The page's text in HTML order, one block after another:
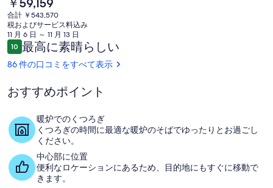
森
林
に
あ
る
13
世
紀
の
湖
在
の
料
金
は
￥59,159
す
￥59,159
合計 ￥543,570
税およびサービス料込み
11 月 6 日 ～ 11 月 13 日
口
コ
ミ
1010段階中10
最高に素晴らしい
86 件の口コミをすべて表示
おすすめポイント
暖炉でのくつろぎ
くつろぎの時間に最適な暖炉のそばでゆったりとお過ごし
ください。
中心部に位置
便利なロケーションにあるため、目的地にもすぐに移動で
きます。